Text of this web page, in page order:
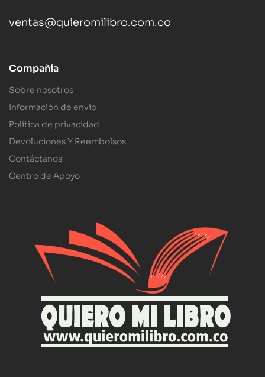
ventas@quieromilibro.com.co
Compañía
Sobre nosotros
Información de envío
Política de privacidad
Devoluciones Y Reembolsos
Contáctanos
Centro de Apoyo